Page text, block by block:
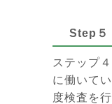
Step５
ステップ
に働いて
度検査を行